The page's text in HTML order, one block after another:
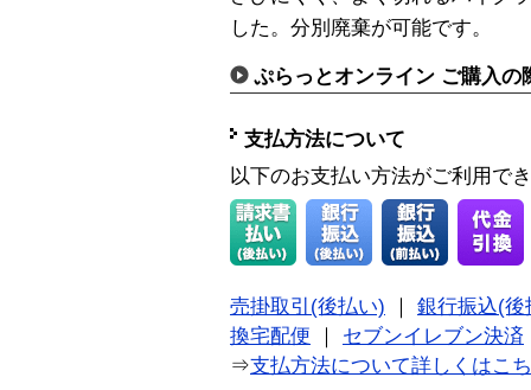
した。分別廃棄が可能です。
ぷらっとオンライン ご購入の
支払方法について
以下のお支払い方法がご利用で
売掛取引(後払い)
銀行振込(後
換宅配便
セブンイレブン決済
⇒支払方法について詳しくはこ